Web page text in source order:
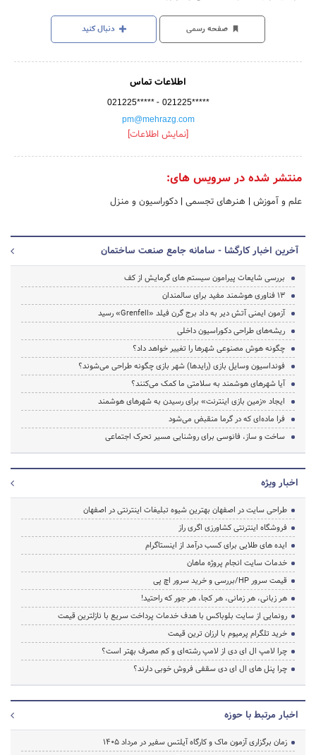
صفحه رسمی دنبال کنید
اطلاعات تماس
021225***** - 021225*****
pm@mehrazg.com
[نمایش اطلاعات]
منتشر شده در سرویس های:
علم و آموزش | هنرهای تجسمی | دکوراسیون و منزل
آخرین اخبار کارگشا - سامانه جامع صنعت ساختمان
بررسی شایعات پیرامون سیستم های گرمایش از کف
13 فناوری هوشمند مفید برای سالمندان
آزمون ایمنی آتش دیر به داد برج گرن فیلد «Grenfell» رسید
ریشه‌های طراحی دکـوراسیون داخلی
چگونه هوش مصنوعی شهرها را تغییر خواهد داد؟
فونداسیون وسایل بازی (رایدها) شهر بازی چگونه طراحی می‌شوند؟
آیا شهرهای هوشمند به سلامتی ما کمک می‌کنند؟
ایجاد «زمین بازی اینترنت» برای رسیدن به شهرهای هوشمند
فرا ماده‌ای که در گرما منقبض می‌شود
ساخت و ساز، فانوسی برای روشنایی مسیر تحرک اجتماعی
اخبار ویژه
طراحی سایت در اصفهان بهترین شیوه تبلیغات اینترنتی در اصفهان
فروشگاه اینترنتی کشاورزی اگری راز
ایده های طلایی برای کسب درآمد از اینستاگرام
خدمات سایت انجام پروژه ماهان
قیمت سرور HP/بررسی و خرید سرور اچ پی
هر زبانی، هر زمانی، هر کجا، هر جور که راحتید!
رونمایی از سایت بلوباکس با هدف خدمات پرداخت سریع با نازلترین قیمت
خرید تلگرام پرمیوم با ارزان ترین قیمت
چرا لامپ ال ای دی از لامپ رشته‌ای و کم مصرف بهتر است؟
چرا پنل های ال ای دی سقفی فروش خوبی دارند؟
اخبار مرتبط با حوزه
زمان برگزاری آزمون ماک و کارگاه آیلتس سفیر در مرداد 1405